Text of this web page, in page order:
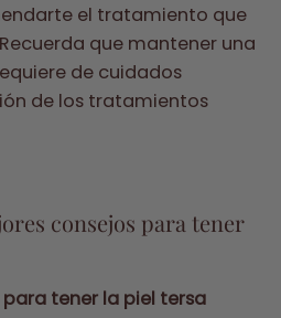
el tratamiento que
que mantener una
de cuidados
de los tratamientos
consejos para tener
tener la piel tersa